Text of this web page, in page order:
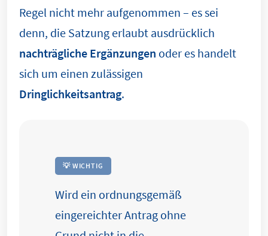
Regel nicht mehr aufgenommen – es sei
denn, die Satzung erlaubt ausdrücklich
nachträgliche Ergänzungen oder es handelt
sich um einen zulässigen
Dringlichkeitsantrag.
💡 WICHTIG
Wird ein ordnungsgemäß
eingereichter Antrag ohne